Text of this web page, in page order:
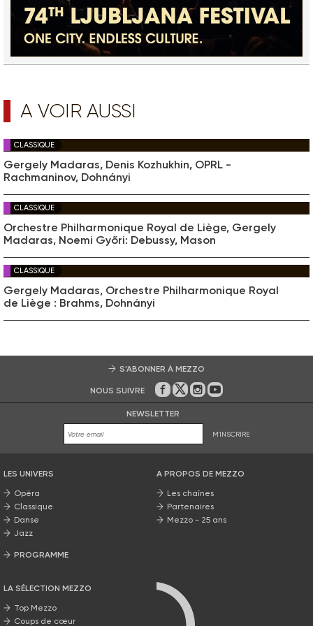
A VOIR AUSSI
CLASSIQUE
Gergely Madaras, Denis Kozhukhin, OPRL -
Rachmaninov, Dohnányi
CLASSIQUE
Orchestre Philharmonique Royal de Liège, Gergely
Madaras, Noemi Győri: Debussy, Mason
CLASSIQUE
Gergely Madaras, Orchestre Philharmonique Royal
de Liège : Brahms, Dohnányi
S’ABONNER À MEZZO
NOUS SUIVRE Sur Facebook
Sur Twitter
Sur Instagram
Sur Youtube
NEWSLETTER
M'INSCRIRE
LES UNIVERS
Opéra
Classique
Danse
Jazz
PROGRAMME
LA SÉLECTION MEZZO
Top Mezzo
Coups de cœur
A PROPOS DE MEZZO
Les chaînes
Partenaires
Mezzo - 25 ans